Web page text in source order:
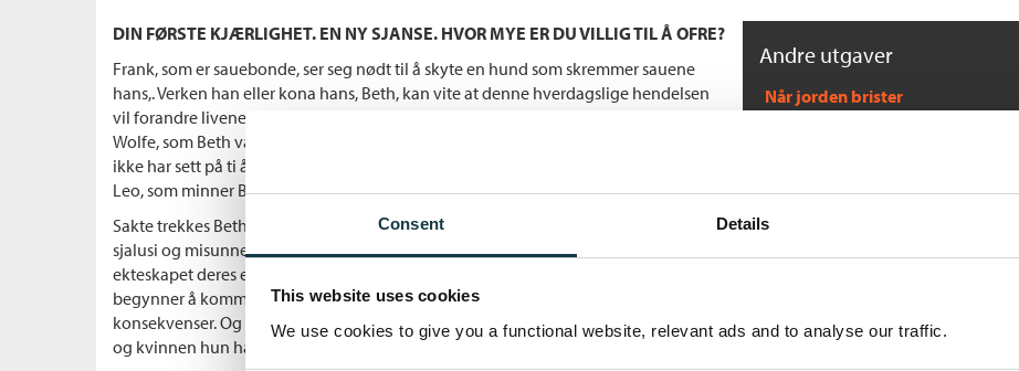
Consent Details
This website uses cookies
We use cookies to give you a functional website, relevant ads and to analyse our traffic.
DIN FØRSTE KJÆRLIGHET. EN NY SJANSE. HVOR MYE ER DU VILLIG TIL Å OFRE?
Frank, som er sauebonde, ser seg nødt til å skyte en hund som skremmer sauene
hans,. Verken han eller kona hans, Beth, kan vite at denne hverdagslige hendelsen
vil forandre livene deres for alltid. For hunden tilhører ingen ringere enn Gabriel
Wolfe, som Beth var forelsket i som tenåring, som knuste hjertet hennes, som hun
ikke har sett på ti år. Gabriel har flyttet tilbake til landsbyen sammen med sønnen
Leo, som minner Beth så sterkt om Bobby, den lille gutten hun og Frank har mistet.
Sakte trekkes Beth inn i Gabriel og Leos liv, spenningen stiger rundt i landsbyen, og
sjalusi og misunnelse vekkes til live. Beth og Frank har sine hemmeligheter, og
ekteskapet deres er avhengig av at fortiden forblir begravet. Når sannheten
begynner å komme ut, spinner hendelsene ut av kontroll, med dødelige
konsekvenser. Og Beth må ta et valg – mellom kvinnen hun en gang ønsket å være,
og kvinnen hun har blitt.
Andre utgaver
Når jorden brister
Bokmål Nedlastbar lydbok
Når jorden brister